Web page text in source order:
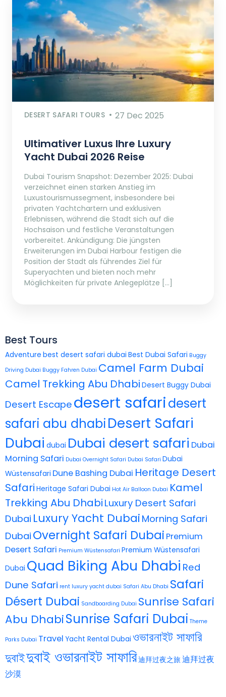
DESERT SAFARI TOURS 27 Dec 2025
Ultimativer Luxus Ihre Luxury
Yacht Dubai 2026 Reise
Dubai Tourism Snapshot: Dezember 2025: Dubai
verzeichnet einen starken Anstieg im
Luxustourismussegment, insbesondere bei
privaten Yachtchartern und exklusiven
Erlebnissen, während die Stadt sich auf die
Hochsaison und festliche Veranstaltungen
vorbereitet. Ankündigung: Die jüngsten
Erweiterungen im Dubai Harbour festigen die
Position der Stadt als führendes Ziel für
Superyachten und bieten noch mehr
Möglichkeiten für private Anlegeplätze […]
Best Tours
Adventure best desert safari dubai Best Dubai Safari Buggy
Driving Dubai Buggy Fahren Dubai Camel Farm Dubai
Camel Trekking Abu Dhabi Desert Buggy Dubai
Desert Escape desert safaridesert
safari abu dhabiDesert Safari
Dubai dubai Dubai desert safari Dubai
Morning Safari Dubai Overnight Safari Dubai Safari Dubai
Wüstensafari Dune Bashing Dubai Heritage Desert
Safari Heritage Safari Dubai Hot Air Balloon Dubai Kamel
Trekking Abu Dhabi Luxury Desert Safari
Dubai Luxury Yacht Dubai Morning Safari
Dubai Overnight Safari Dubai Premium
Desert Safari Premium Wüstensafari Premium Wüstensafari
Dubai Quad Biking Abu Dhabi Red
Dune Safari rent luxury yacht dubai Safari Abu Dhabi Safari
Désert Dubai Sandboarding Dubai Sunrise Safari
Abu DhabiSunrise Safari Dubai Theme
Parks Dubai Travel Yacht Rental Dubai ওভারনাইট সাফারি
দুবাইদুবাই ওভারনাইট সাফারি迪拜过夜之旅迪拜过夜
沙漠